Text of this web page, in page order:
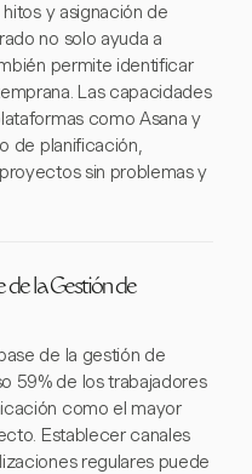
y asignación de
no solo ayuda a
permite identificar
Las capacidades
como Asana y
de planificación,
sin problemas y
de la Gestión de
de la gestión de
59% de los trabajadores
como el mayor
Establecer canales
regulares puede